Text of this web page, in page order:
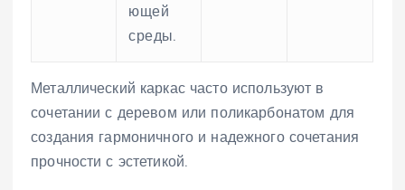
ющей
среды.
Металлический каркас часто используют в
сочетании с деревом или поликарбонатом для
создания гармоничного и надежного сочетания
прочности с эстетикой.